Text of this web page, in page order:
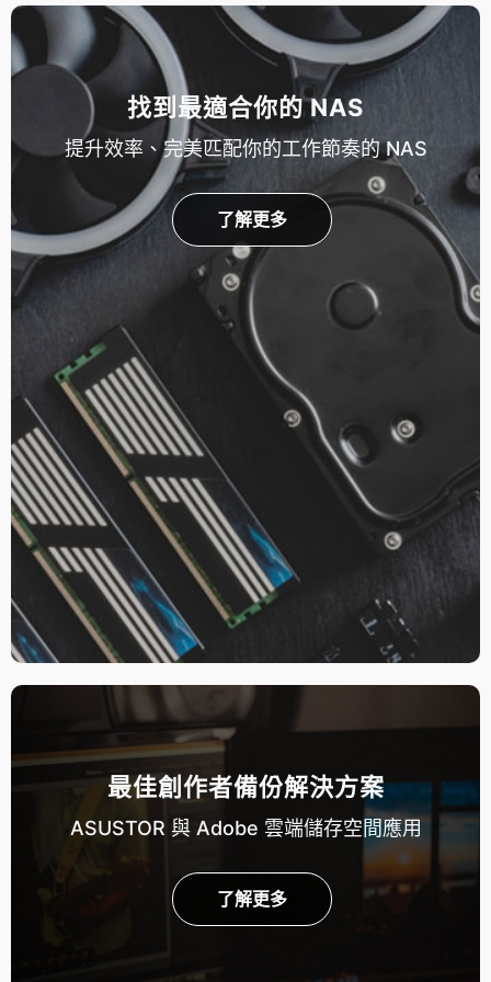
找到最適合你的 NAS
提升效率、完美匹配你的工作節奏的 NAS
了解更多
最佳創作者備份解決方案
ASUSTOR 與 Adobe 雲端儲存空間應用
了解更多